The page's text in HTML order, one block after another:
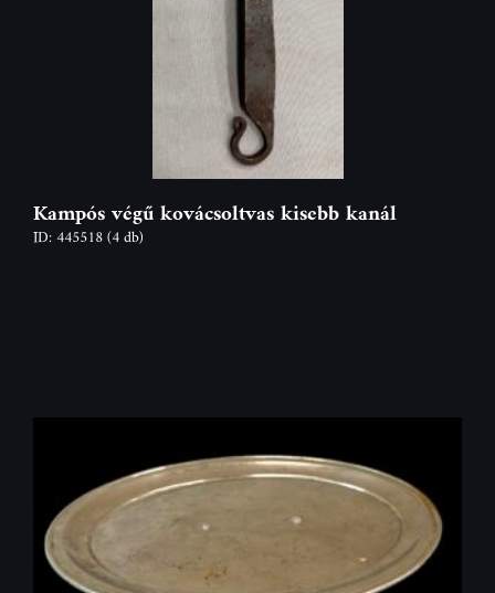
Kampós végű kovácsoltvas kisebb kanál
ID: 445518(4 db)